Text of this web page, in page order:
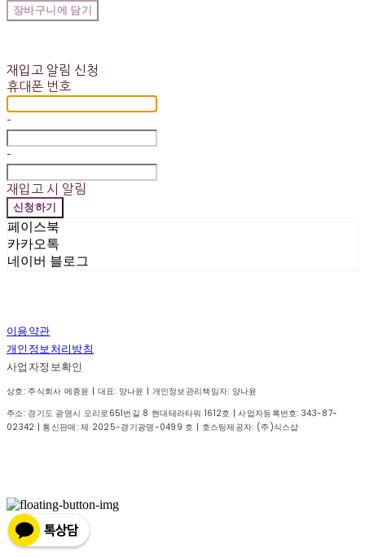
장바구니에 담기
재입고 알림 신청
휴대폰 번호
-
-
재입고 시 알림
신청하기
페이스북
카카오톡
네이버 블로그
이용약관
개인정보처리방침
사업자정보확인
상호: 주식회사 메종윤 | 대표: 양나윤 | 개인정보관리책임자: 양나윤
주소: 경기도 광명시 오리로651번길 8 현대테라타워 1612호 | 사업자등록번호:343-87-
02342 | 통신판매:제 2025-경기광명-0499 호 | 호스팅제공자: (주)식스샵